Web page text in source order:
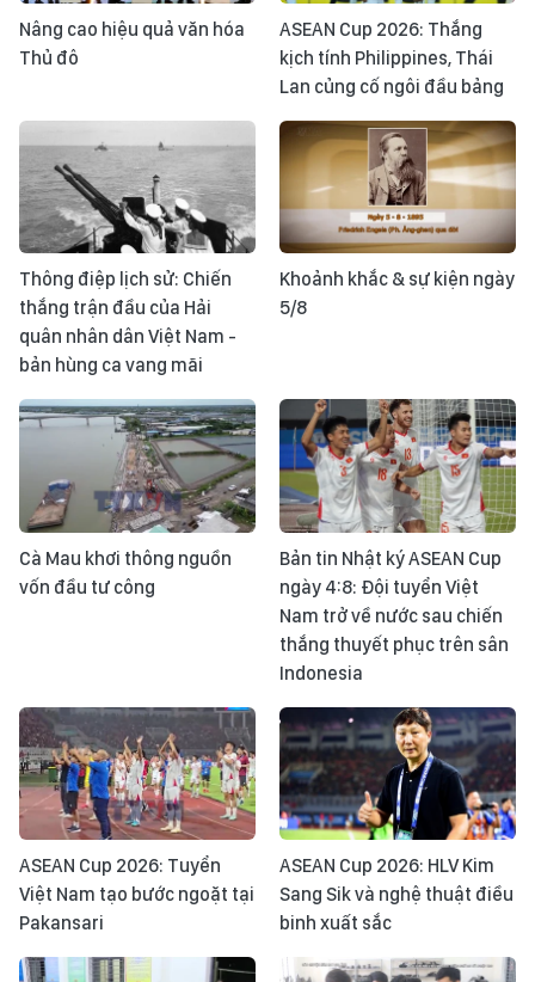
Nâng cao hiệu quả văn hóa
Thủ đô
ASEAN Cup 2026: Thắng
kịch tính Philippines, Thái
Lan củng cố ngôi đầu bảng
Thông điệp lịch sử: Chiến
thắng trận đầu của Hải
quân nhân dân Việt Nam -
bản hùng ca vang mãi
Khoảnh khắc & sự kiện ngày
5/8
Cà Mau khơi thông nguồn
vốn đầu tư công
Bản tin Nhật ký ASEAN Cup
ngày 4:8: Đội tuyển Việt
Nam trở về nước sau chiến
thắng thuyết phục trên sân
Indonesia
ASEAN Cup 2026: Tuyển
Việt Nam tạo bước ngoặt tại
Pakansari
ASEAN Cup 2026: HLV Kim
Sang Sik và nghệ thuật điều
binh xuất sắc